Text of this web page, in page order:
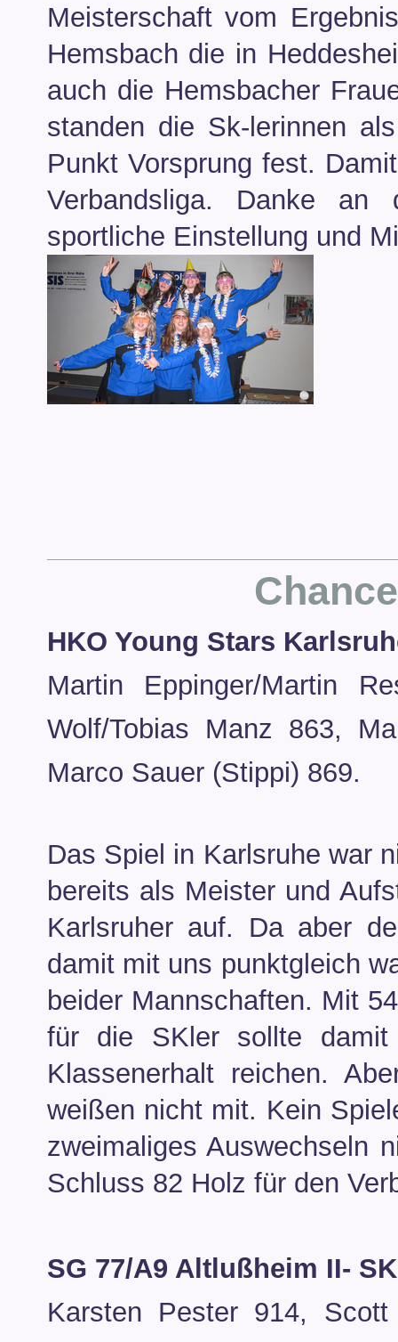
Meisterschaft vom
Hemsbach die in
auch die Hemsbacher
standen die Sk-lerinnen
Punkt Vorsprung fest.
Verbandsliga. Danke an
sportliche Einstellung und
HKO Young Stars
Martin Eppinger/Martin
Wolf/Tobias Manz 863,
Marco Sauer (Stippi) 869.
Das Spiel in Karlsruhe war
bereits als Meister und
Karlsruher auf. Da aber
damit mit uns punktgleich
beider Mannschaften. Mit
für die SKler sollte
Klassenerhalt reichen.
weißen nicht mit. Kein
zweimaliges Auswechseln
Schluss 82 Holz für den
SG 77/A9 Altlußheim II-
Karsten Pester 914,